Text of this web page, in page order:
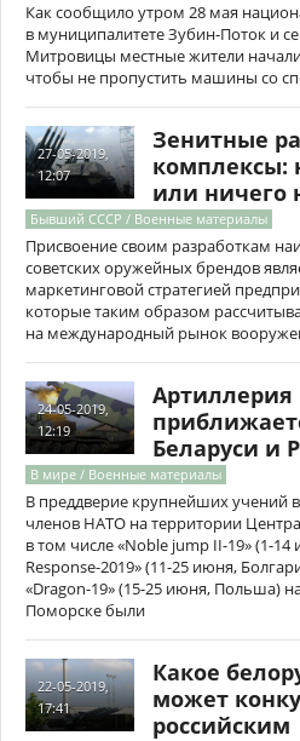
Как сообщило утром 28 мая
в муниципалитете Зубин-Поток и
Митровицы местные жители
чтобы не пропустить машины со
27-05-2019,
12:07
Зенитные
комплексы:
или ничего
Бывший СССР / Военные материалы
Присвоение своим разработкам
советских оружейных брендов
маркетинговой стратегией
которые таким образом
на международный рынок
24-05-2019,
12:19
Беларуси и
В мире / Военные материалы
В преддверие крупнейших учений
членов НАТО на территории
в том числе «Noble jump II-19» (1-
Response-2019» (11-25 июня,
«Dragon-19» (15-25 июня, Польша)
Поморске были
22-05-2019,
17:41
Какое
может
российским